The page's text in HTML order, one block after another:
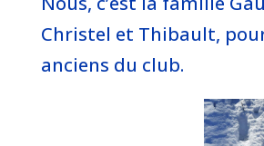
Christel et Thibault,
anciens du club.